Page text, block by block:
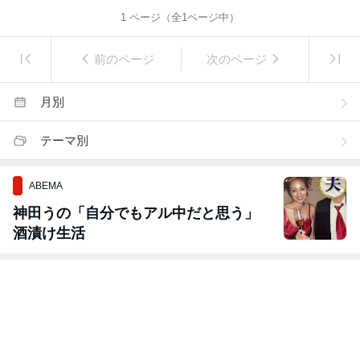
1 ページ（全1ページ中）
前のページ 次のページ
月別
テーマ別
ABEMA
神田うの「自分でもアル中だと思う」
酒漬け生活